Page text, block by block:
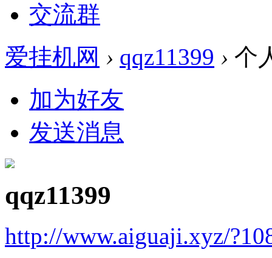
交流群
爱挂机网 › qqz11399 › 个
加为好友
发送消息
qqz11399
http://www.aiguaji.xyz/